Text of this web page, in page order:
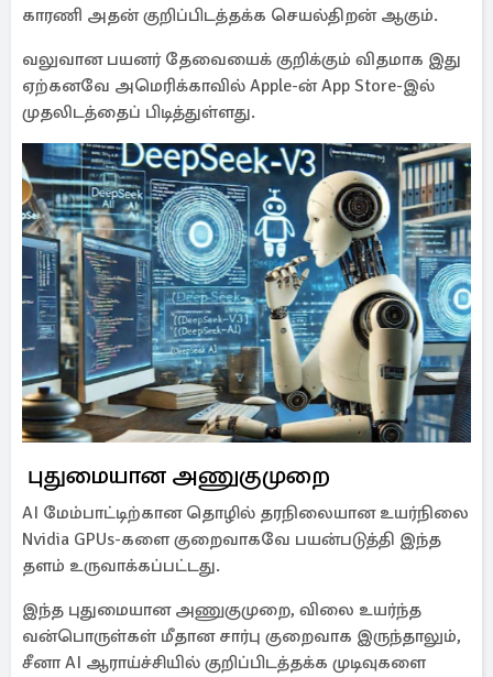
காரணி அதன் குறிப்பிடத்தக்க செயல்திறன் ஆகும்.
வலுவான பயனர் தேவையைக் குறிக்கும் விதமாக இது
ஏற்கனவே அமெரிக்காவில் Apple-ன் App Store-இல்
முதலிடத்தைப் பிடித்துள்ளது.
புதுமையான அணுகுமுறை
AI மேம்பாட்டிற்கான தொழில் தரநிலையான உயர்நிலை
Nvidia GPUs-களை குறைவாகவே பயன்படுத்தி இந்த
தளம் உருவாக்கப்பட்டது.
இந்த புதுமையான அணுகுமுறை, விலை உயர்ந்த
வன்பொருள்கள் மீதான சார்பு குறைவாக இருந்தாலும்,
சீனா AI ஆராய்ச்சியில் குறிப்பிடத்தக்க முடிவுகளை